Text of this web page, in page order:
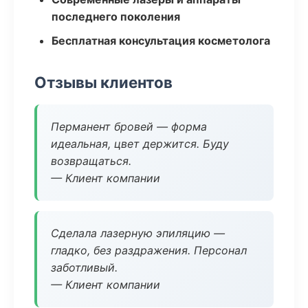
последнего поколения
Бесплатная консультация косметолога
Отзывы клиентов
Перманент бровей — форма
идеальная, цвет держится. Буду
возвращаться.
— Клиент компании
Сделала лазерную эпиляцию —
гладко, без раздражения. Персонал
заботливый.
— Клиент компании